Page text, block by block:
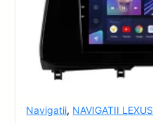
Navigatii, NAVIGATII LEXUS